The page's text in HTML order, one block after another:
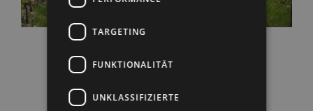
TARGETING
FUNKTIONALITÄT
UNKLASSIFIZIERTE